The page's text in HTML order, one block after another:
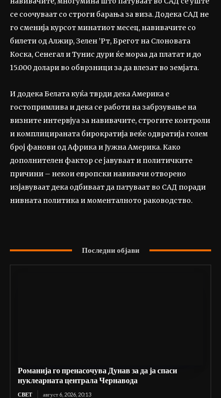
се соочуваат со строги барања за виза. Додека САД не
го сменија курсот минатиот месец, навивачите со
билети од Алжир, Зелен ’Рт, Брегот на Слоновата
Коска, Сенегал и Тунис дури ќе мораа да платат и до
15.000 долари во обврзници за да влезат во земјата.
И додека Белата куќа тврди дека Америка е
гостопримлива и дека се работи на забрзување на
визните интервјуа за навивачите, строгите контроли
и комплицираната бирократија веќе одвратија голем
број фанови од Африка и Јужна Америка. Како
дополнителен фактор се јавуваат и политичките
причини – некои европски навивачи отворено
изјавуваат дека одбиваат да патуваат во САД поради
нивната политика и моменталното раководство.
Последни објави
Романија го пренасочува Дунав за да ја спаси
нуклеарната централа Чернавода
СВЕТ август 6, 2026, 20:13